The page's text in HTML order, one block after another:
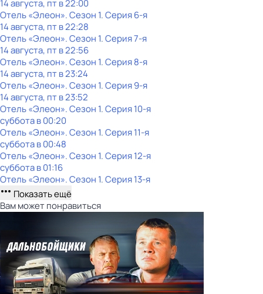
14 августа, пт в 22:00
Отель «Элеон». Сезон 1. Серия 6-я
14 августа, пт в 22:28
Отель «Элеон». Сезон 1. Серия 7-я
14 августа, пт в 22:56
Отель «Элеон». Сезон 1. Серия 8-я
14 августа, пт в 23:24
Отель «Элеон». Сезон 1. Серия 9-я
14 августа, пт в 23:52
Отель «Элеон». Сезон 1. Серия 10-я
субботав00:20
Отель «Элеон». Сезон 1. Серия 11-я
субботав00:48
Отель «Элеон». Сезон 1. Серия 12-я
субботав01:16
Отель «Элеон». Сезон 1. Серия 13-я
Показать ещё
Вам может понравиться